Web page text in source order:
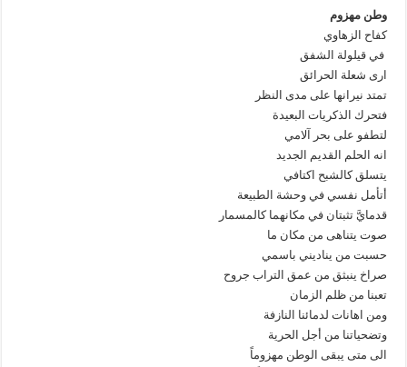
وطن مهزوم
كفاح الزهاوي
في قيلولة الشفق
ارى شعلة الحرائق
تمتد نيرانها على مدى النظر
فتحرك الذكريات البعيدة
لتطفو على بحر آلامي
انه الحلم القديم الجديد
يتسلق كالشبح اكتافي
أتأمل نفسي في وحشة الطبيعة
قدمايَّ تثبتان في مكانهما كالمسمار
صوت يتناهى من مكان ما
حسبت من يناديني باسمي
صراخ ينبثق من عمق التراب جروح
تعبنا من ظلم الزمان
ومن اهانات لدمائنا النازفة
وتضحياتنا من أجل الحرية
الى متى يبقى الوطن مهزوماً